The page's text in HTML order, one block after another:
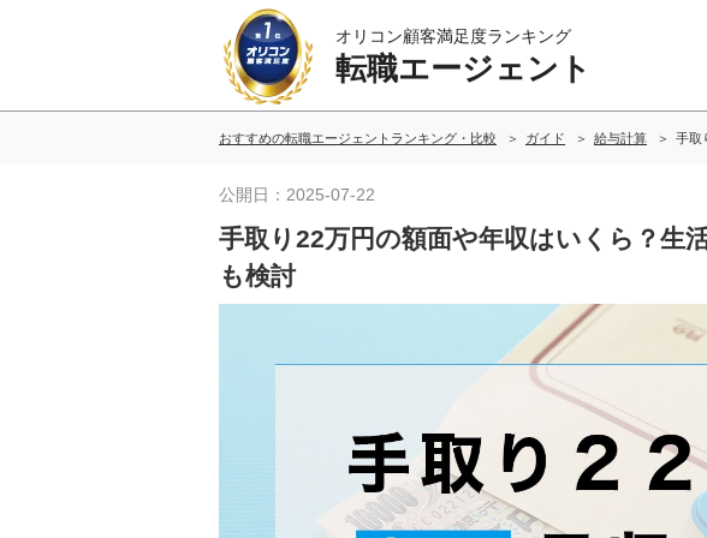
オリコン顧客満足度ランキング
転職エージェント
おすすめの転職エージェントランキング・比較 ガイド 給与計算 手取
公開日：2025-07-22
手取り22万円の額面や年収はいくら？生
も検討